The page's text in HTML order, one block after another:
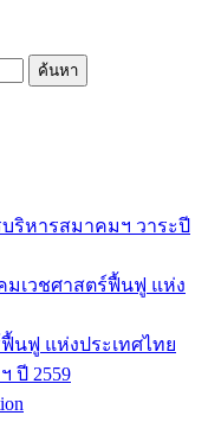
ริหารสมาคมฯ วาระปี
เวชศาสตร์ฟื้นฟู แห่ง
นฟู แห่งประเทศไทย
ปี 2559